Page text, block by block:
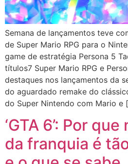
Semana de lançamentos teve
de Super Mario RPG para o
game de estratégia Persona 5
títulos7 Super Mario RPG e
destaques nos lançamentos da
do aguardado remake do
do Super Nintendo com Mario e
‘GTA 6’: Por
da franquia é